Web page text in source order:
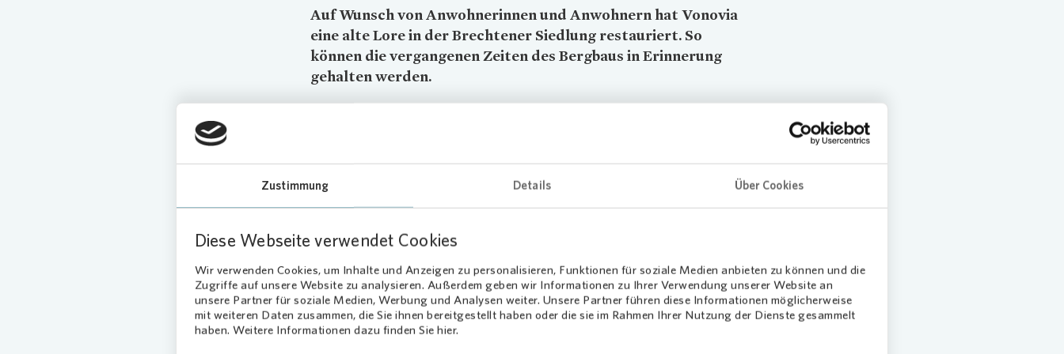
Zustimmung Details Über Cookies
Diese Webseite verwendet Cookies
Wir verwenden Cookies, um Inhalte und Anzeigen zu personalisieren, Funktionen für soziale Medien anbieten zu können und die
Zugriffe auf unsere Website zu analysieren. Außerdem geben wir Informationen zu Ihrer Verwendung unserer Website an
unsere Partner für soziale Medien, Werbung und Analysen weiter. Unsere Partner führen diese Informationen möglicherweise
mit weiteren Daten zusammen, die Sie ihnen bereitgestellt haben oder die sie im Rahmen Ihrer Nutzung der Dienste gesammelt
haben. Weitere Informationen dazu finden Sie hier.
Auf Wunsch von Anwohnerinnen und Anwohnern hat Vonovia
eine alte Lore in der Brechtener Siedlung restauriert. So
können die vergangenen Zeiten des Bergbaus in Erinnerung
gehalten werden.
Die Lore war zu Zeiten des Bergbaus ein Förderwagen, mit dem unter anderem
Kohle und Werkzeuge transportiert wurden. Die Zeche nahe der Brechtener Siedlung
geschlossen. Nach der Schließung wurden viele Loren verschrottet.
den Bergbausiedlungen oder in Gartenanlagen aufzustellen und mit Blumen zu
schmücken.
Einweihung mit ehemaligen